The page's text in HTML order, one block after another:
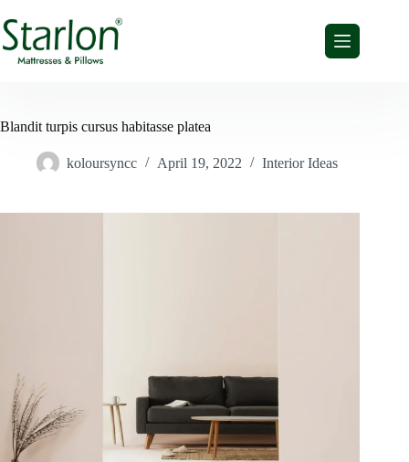
k
p
o
t
Blandit turpis cursus habitasse platea
koloursyncc April 19, 2022 Interior Ideas